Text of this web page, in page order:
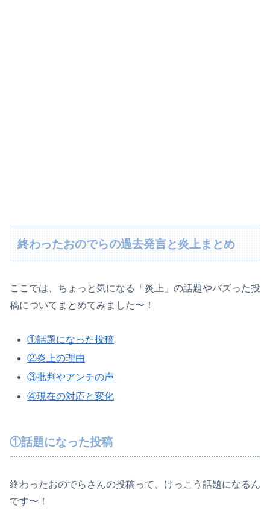
終わったおのでらの過去発言と炎上まとめ
ここでは、ちょっと気になる「炎上」の話題やバズった投
稿についてまとめてみました〜！
①話題になった投稿
②炎上の理由
③批判やアンチの声
④現在の対応と変化
①話題になった投稿
終わったおのでらさんの投稿って、けっこう話題になるん
です〜！